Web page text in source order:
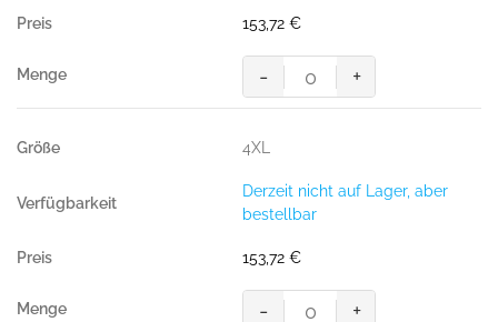
orange/dunkelanthrazit
Menge
153,72 €
MASCOT®
Accel.
Arbeitsjacke
Jacke,
orange/dunkelanthrazit
- +
4XL
Derzeit nicht auf Lager, aber
bestellbar
153,72 €
- +